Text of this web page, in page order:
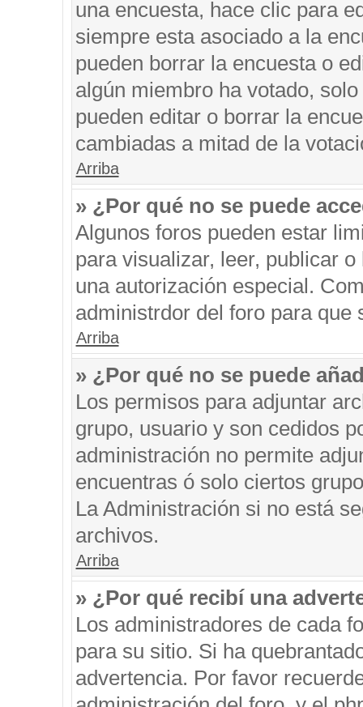
una encuesta, hace clic para
siempre esta asociado a la
pueden borrar la encuesta o
algún miembro ha votado,
pueden editar o borrar la
cambiadas a mitad de la
Arriba
» ¿Por qué no se puede
Algunos foros pueden estar
para visualizar, leer, publicar
una autorización especial.
administrdor del foro para que
Arriba
» ¿Por qué no se puede
Los permisos para adjuntar
grupo, usuario y son cedidos
administración no permite
encuentras ó solo ciertos
La Administración si no está
archivos.
Arriba
» ¿Por qué recibí una
Los administradores de cada
para su sitio. Si ha
advertencia. Por favor